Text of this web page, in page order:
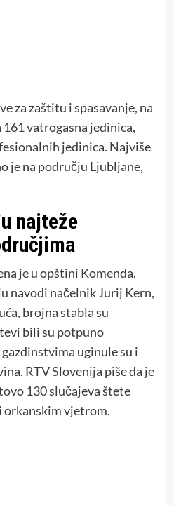
za zaštitu i spasavanje, na
vatrogasna jedinica,
jedinica. Najviše
je na području Ljubljane,
najteže
je u opštini Komenda.
navodi načelnik Jurij Kern,
brojna stabla su
bili su potpuno
uginule su i
RTV Slovenija piše da je
130 slučajeva štete
orkanskim vjetrom.